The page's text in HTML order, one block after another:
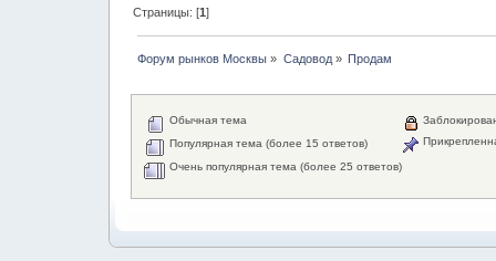
Страницы: [1]
Форум рынков Москвы » Садовод» Продам
Обычная тема
Популярная тема (более 15 ответов)
Очень популярная тема (более 25 ответов)